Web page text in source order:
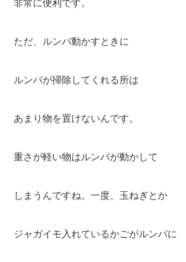
非常に便利です。
ただ、ルンバ動かすときに
ルンバが掃除してくれる所は
あまり物を置けないんです。
重さが軽い物はルンバが動かして
しまうんですね。一度、玉ねぎとか
ジャガイモ入れているかごがルンバに